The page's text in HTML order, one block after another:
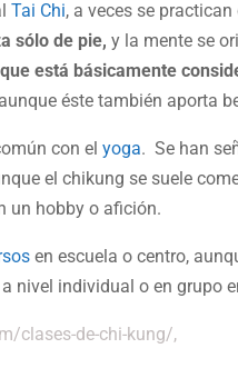
Tai Chi, a veces se
sólo de pie,y la mente se
está básicamente
éste también aporta
con elyoga. Se han
el chikung se suele
un hobby o afición.
en escuela o centro,
nivel individual o en grupo
clases-de-chi-kung/,